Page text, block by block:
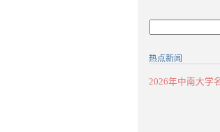
热点新闻